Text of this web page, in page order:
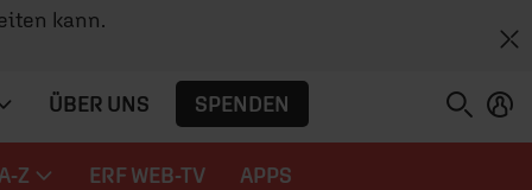
kann.
ÜBER UNS SPENDEN
Z ERF WEB-TV APPS